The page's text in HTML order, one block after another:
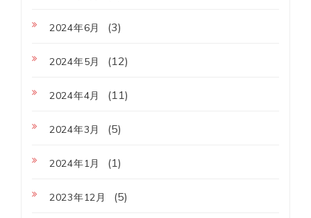
2024年6月 (3)
2024年5月 (12)
2024年4月 (11)
2024年3月 (5)
2024年1月 (1)
2023年12月 (5)